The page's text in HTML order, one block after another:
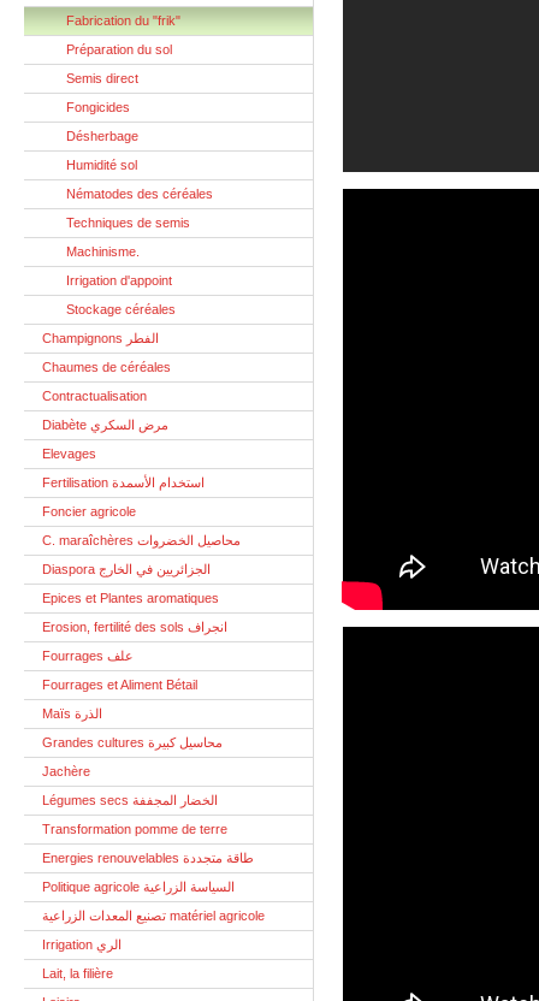
Fabrication du "frik"
Préparation du sol
Semis direct
Fongicides
Désherbage
Humidité sol
Nématodes des céréales
Techniques de semis
Machinisme.
Irrigation d'appoint
Stockage céréales
Champignons الفطر
Chaumes de céréales
Contractualisation
Diabète مرض السكري
Elevages
Fertilisation استخدام الأسمدة
Foncier agricole
C. maraîchères محاصيل الخضروات
Diaspora الجزائريين في الخارج
Epices et Plantes aromatiques
Erosion, fertilité des sols انجراف
Fourrages علف
Fourrages et Aliment Bétail
Maïs الذرة
Grandes cultures محاسيل كبيرة
Jachère
Légumes secs الخضار المجففة
Transformation pomme de terre
Energies renouvelables طاقة متجددة
Politique agricole السياسة الزراعية
تصنيع المعدات الزراعية matériel agricole
Irrigation الري
Lait, la filière